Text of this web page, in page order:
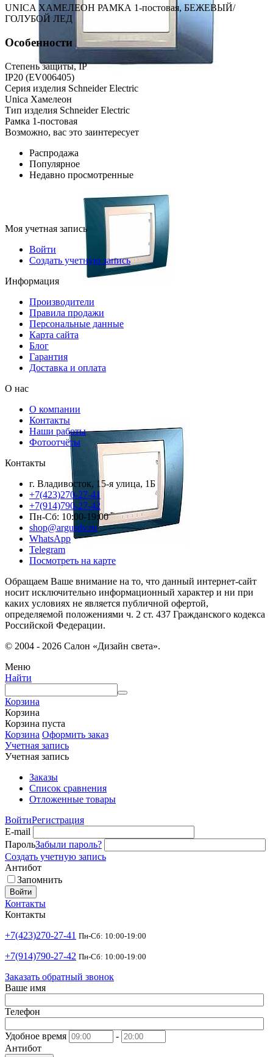
UNICA ХАМЕЛЕОН РАМКА 1-постовая, БЕЖЕВЫЙ/
ГОЛУБОЙ ЛЕД
Особенности
Степень защиты, IP
IP20 (EV006405)
Серия изделия Schneider Electric
Unica Хамелеон
Тип изделия Schneider Electric
Рамка 1-постовая
Возможно, вас это заинтересует
Распродажа
Популярное
Недавно просмотренные
Моя учетная запись
Войти
Создать учетную запись
Информация
Производители
Правила продажи
Персональные данные
Карта сайта
Блог
Гарантия
Доставка и оплата
О нас
О компании
Контакты
Наши работы
Фотоотчёты
Контакты
г. Владивосток, 15-я улица, 1Б
+7(423)270-27-41
+7(914)790-27-42
Пн-Сб: 10:00-19:00
shop@argusdv.ru
WhatsApp
Telegram
Посмотреть на карте
Обращаем Ваше внимание на то, что данный интернет-сайт
носит исключительно информационный характер и ни при
каких условиях не является публичной офертой,
определяемой положениями ч. 2 ст. 437 Гражданского кодекса
Российской Федерации.
© 2004 - 2026 Салон «Дизайн света».
Меню
Найти
Корзина
Корзина
Корзина пуста
Корзина Оформить заказ
Учетная запись
Учетная запись
Заказы
Список сравнения
Отложенные товары
ВойтиРегистрация
E-mail
ПарольЗабыли пароль?
Создать учетную запись
Антибот
Запомнить
Войти
Контакты
Контакты
+7(423)270-27-41 Пн-Сб: 10:00-19:00
+7(914)790-27-42 Пн-Сб: 10:00-19:00
Заказать обратный звонок
Ваше имя
Телефон
Удобное время
-
Антибот